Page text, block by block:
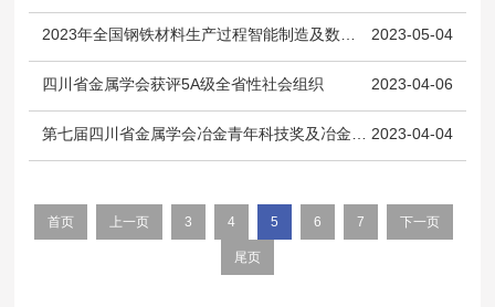
2023年全国钢铁材料生产过程智能制造及数字化论坛专家报告题目（2023年5月4日更新） 2023-05-04
四川省金属学会获评5A级全省性社会组织 2023-04-06
2023-04-04
首页 上一页 3 4 5 6 7 下一页
尾页